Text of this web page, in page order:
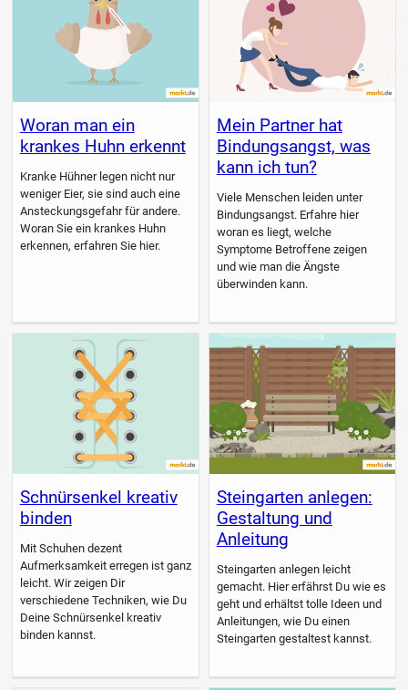
Woran man ein
krankes Huhn erkennt
Kranke Hühner legen nicht nur
weniger Eier, sie sind auch eine
Ansteckungsgefahr für andere.
Woran Sie ein krankes Huhn
erkennen, erfahren Sie hier.
Mein Partner hat
Bindungsangst, was
kann ich tun?
Viele Menschen leiden unter
Bindungsangst. Erfahre hier
woran es liegt, welche
Symptome Betroffene zeigen
und wie man die Ängste
überwinden kann.
Schnürsenkel kreativ
binden
Mit Schuhen dezent
Aufmerksamkeit erregen ist ganz
leicht. Wir zeigen Dir
verschiedene Techniken, wie Du
Deine Schnürsenkel kreativ
binden kannst.
Steingarten anlegen:
Gestaltung und
Anleitung
Steingarten anlegen leicht
gemacht. Hier erfährst Du wie es
geht und erhältst tolle Ideen und
Anleitungen, wie Du einen
Steingarten gestaltest kannst.